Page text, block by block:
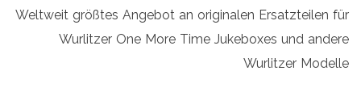
Weltweit größtes Angebot an originalen Ersatzteilen für
Wurlitzer One More Time Jukeboxes und andere
Wurlitzer Modelle